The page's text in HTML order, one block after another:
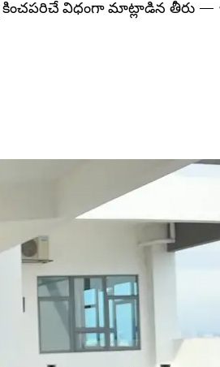
విధంగా మాట్లాడిన తీరు